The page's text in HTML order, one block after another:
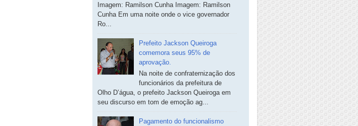
Imagem: Ramilson Cunha Imagem: Ramilson
Cunha Em uma noite onde o vice governador
Ro...
Prefeito Jackson Queiroga
comemora seus 95% de
aprovação.
Na noite de confraternização dos
funcionários da prefeitura de
Olho D’água, o prefeito Jackson Queiroga em
seu discurso em tom de emoção ag...
Pagamento do funcionalismo